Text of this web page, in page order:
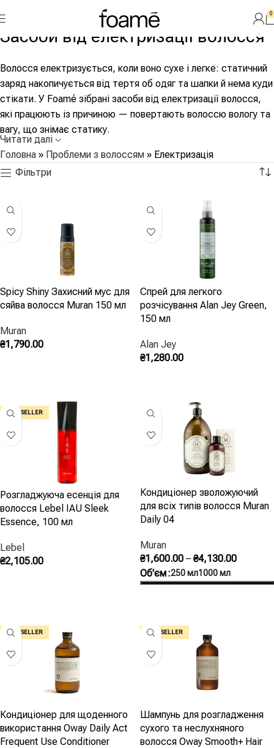
0
Засоби від електризації волосся
Волосся електризується, коли воно сухе і легке: статичний
заряд накопичується від тертя об одяг та шапки й нема куди
стікати. У Foamé зібрані засоби від електризації волосся,
які працюють із причиною — повертають волоссю вологу та
вагу, що знімає статику.
Чому волосся електризується
повітря, тертя об синтетику й шапки та легке зневоднене
волосся, яке миттєво набирає заряд. Тонке і пористе
волосся страждає найбільше — воно найлегше і найсухіше.
Що працює проти статики
Основа — зволоження: насичене вологою волосся важче і
провідніше, заряд на ньому не тримається. Працюють
незмивні креми та флюїди, зволожувальні спреї для
оновлення протягом дня та легкі олії, що запечатують
вологу. Швидкий побутовий лайфхак — краплю незмивного
краще уникати.
Часті питання
Чому волосся електризується саме
Опалення висушує повітря, шапки додають тертя, а
зневоднене волосся накопичує заряд. Взимку антистатичний
догляд — це насамперед посилене зволоження.
Що робити з наелектризованим волоссям
крапля незмивного крему, розтерта долонями по поверхні
волосся, знімає статику за секунди.
Чи допомагає антистатик для одягу?
шкіру та волосину. Використовуйте косметичні засоби: вони
вирішують і статику, і її причину.
Читати далі
Головна » Проблеми з волоссям » Електризація
Фільтри
Spicy Shiny Захисний мус для
сяйва волосся Muran 150 мл
Muran
₴1,790.00
Спрей для легкого
розчісування Alan Jey Green,
150 мл
Alan Jey
₴1,280.00
BEST SELLER
Розгладжуюча есенція для
волосся Lebel IAU Sleek
Essence, 100 мл
Lebel
₴2,105.00
Кондиціонер зволожуючий
для всіх типів волосся Muran
Daily 04
Muran
₴1,600.00 – ₴4,130.00
Об'єм 250 мл1000 мл
BEST SELLER
Кондиціонер для щоденного
використання Oway Daily Act
Frequent Use Conditioner
BEST SELLER
Шампунь для розгладження
сухого та неслухняного
волосся Oway Smooth+ Hair